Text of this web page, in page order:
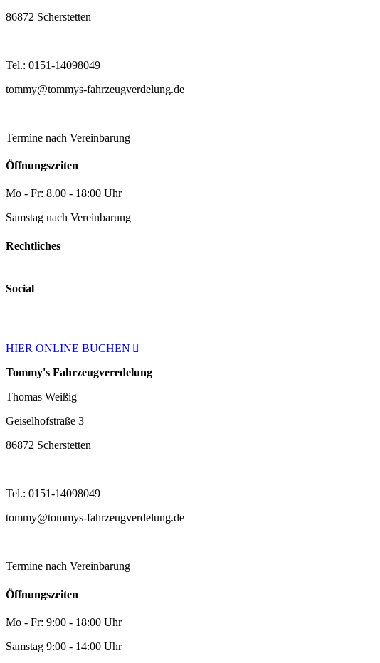
86872 Scherstetten
Tel.: 0151-14098049
tommy@tommys-fahrzeugverdelung.de
Termine nach Vereinbarung
Öffnungszeiten
Mo - Fr: 8.00 - 18:00 Uhr
Samstag nach Vereinbarung
Rechtliches
Social
HIER ONLINE BUCHEN
Tommy's Fahrzeugveredelung
Thomas Weißig
Geiselhofstraße 3
86872 Scherstetten
Tel.: 0151-14098049
tommy@tommys-fahrzeugverdelung.de
Termine nach Vereinbarung
Öffnungszeiten
Mo - Fr: 9:00 - 18:00 Uhr
Samstag 9:00 - 14:00 Uhr